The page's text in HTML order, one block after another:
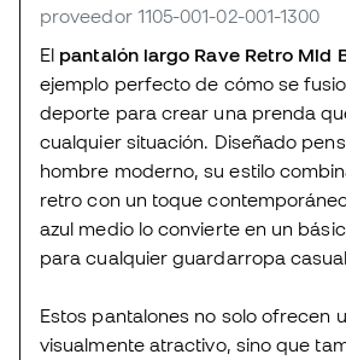
proveedor 1105-001-02-001-1300
El pantalón largo Rave Retro Mid
ejemplo perfecto de cómo se
deporte para crear una prenda
cualquier situación. Diseñado
hombre moderno, su estilo
retro con un toque
azul medio lo convierte en un
para cualquier guardarropa
Estos pantalones no solo ofrecen
visualmente atractivo, sino que